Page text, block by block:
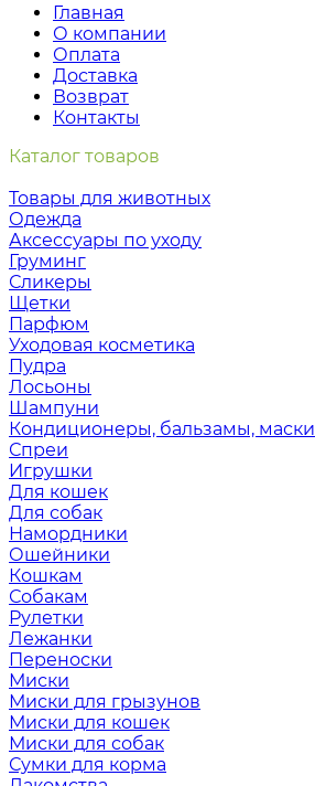
Главная
О компании
Оплата
Доставка
Возврат
Контакты
Каталог товаров
Товары для животных
Одежда
Аксессуары по уходу
Груминг
Сликеры
Щетки
Парфюм
Уходовая косметика
Пудра
Лосьоны
Шампуни
Кондиционеры, бальзамы, маски
Спреи
Игрушки
Для кошек
Для собак
Намордники
Ошейники
Кошкам
Собакам
Рулетки
Лежанки
Переноски
Миски
Миски для грызунов
Миски для кошек
Миски для собак
Сумки для корма